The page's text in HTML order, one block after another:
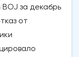
за декабрь
от